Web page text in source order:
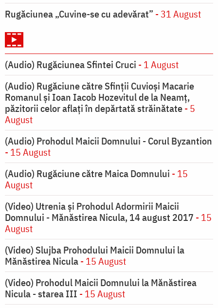
Rugăciunea „Cuvine-se cu adevărat” - 31 August
(Audio) Rugăciunea Sfintei Cruci - 1 August
(Audio) Rugăciune către Sfinții Cuvioși Macarie
Romanul și Ioan Iacob Hozevitul de la Neamț,
păzitorii celor aflați în depărtată străinătate- 5
August
(Audio) Prohodul Maicii Domnului - Corul Byzantion
- 15 August
(Audio) Rugăciune către Maica Domnului - 15
August
(Video) Utrenia și Prohodul Adormirii Maicii
Domnului - Mănăstirea Nicula, 14 august 2017 - 15
August
(Video) Slujba Prohodului Maicii Domnului la
Mănăstirea Nicula- 15 August
(Video) Prohodul Maicii Domnului la Mănăstirea
Nicula - starea III - 15 August